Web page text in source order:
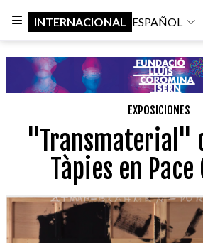
INTERNACIONAL ESPAÑOL
EXPOSICIONES
"Transmaterial"
Tàpies en